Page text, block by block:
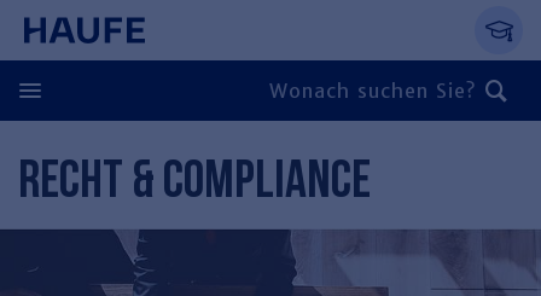
Springe direkt zum Hauptinhalt, zur
Zum Hauptinhalt springen
Zur Navigation springen
Zur Suche springen
Zurück
Personal
RECHT & COMPLIANCE